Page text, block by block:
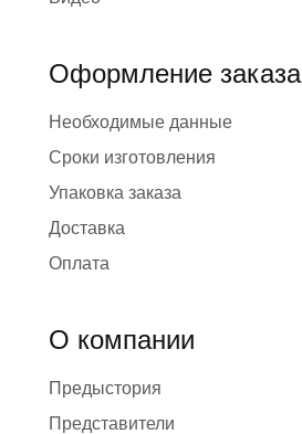
Оформление заказа
Необходимые данные
Сроки изготовления
Упаковка заказа
Доставка
Оплата
О компании
Предыстория
Представители